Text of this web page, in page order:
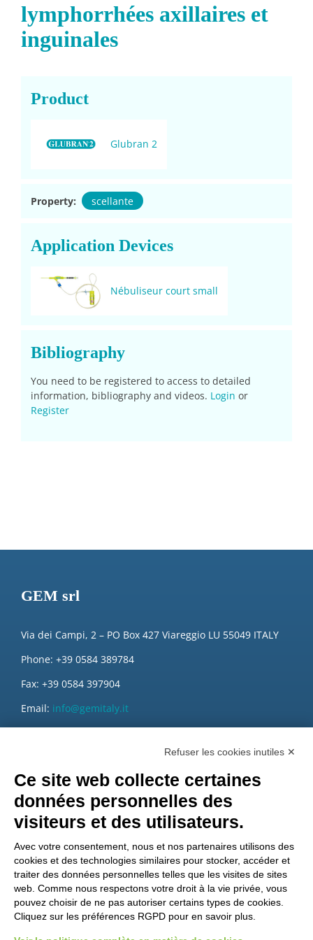
lymphorrhées axillaires et
inguinales
Product
Glubran 2
Property: scellante
Application Devices
Nébuliseur court small
Bibliography
You need to be registered to access to detailed
information, bibliography and videos. Login or
Register
GEM srl
Via dei Campi, 2 – PO Box 427 Viareggio LU 55049 ITALY
Phone: +39 0584 389784
Fax: +39 0584 397904
Email: info@gemitaly.it
Refuser les cookies inutiles ✕
Ce site web collecte certaines
données personnelles des
visiteurs et des utilisateurs.
Avec votre consentement, nous et nos partenaires utilisons des
cookies et des technologies similaires pour stocker, accéder et
traiter des données personnelles telles que les visites de sites
web. Comme nous respectons votre droit à la vie privée, vous
pouvez choisir de ne pas autoriser certains types de cookies.
Cliquez sur les préférences RGPD pour en savoir plus.